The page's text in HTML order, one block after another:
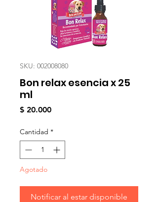
SKU: 002008080
Bon relax esencia x 25
ml
$ 20.000Precio
Cantidad *
Agotado
Notificar al estar disponible